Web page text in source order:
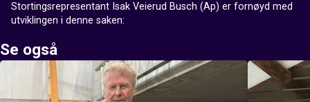
Stortingsrepresentant Isak Veierud Busch (Ap) er fornøyd med
utviklingen i denne saken:
Se også